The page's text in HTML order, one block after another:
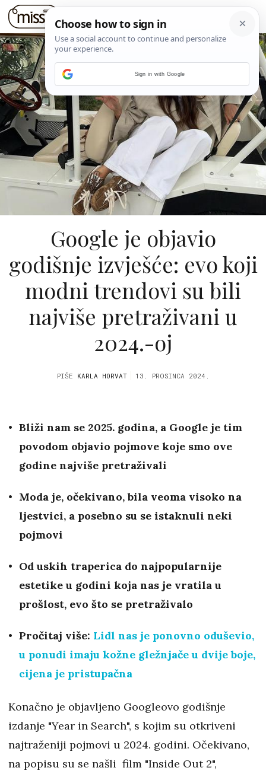
Google je objavio
godišnje izvješće: evo koji
modni trendovi su bili
najviše pretraživani u
2024.-oj
PIŠE KARLA HORVAT 13. PROSINCA 2024.
Bliži nam se 2025. godina, a Google je tim
povodom objavio pojmove koje smo ove
godine najviše pretraživali
Moda je, očekivano, bila veoma visoko na
ljestvici, a posebno su se istaknuli neki
pojmovi
Od uskih traperica do najpopularnije
estetike u godini koja nas je vratila u
prošlost, evo što se pretraživalo
Pročitaj više: Lidl nas je ponovno oduševio,
u ponudi imaju kožne gležnjače u dvije boje,
cijena je pristupačna
Konačno je objavljeno Googleovo godišnje
izdanje "Year in Search", s kojim su otkriveni
najtraženiji pojmovi u 2024. godini. Očekivano,
na popisu su se našli film "Inside Out 2",
Sign in with Google